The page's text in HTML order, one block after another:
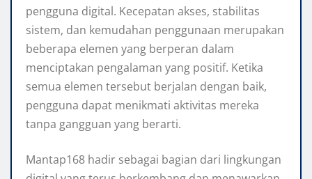
pengguna digital. Kecepatan akses, stabilitas
sistem, dan kemudahan penggunaan merupakan
beberapa elemen yang berperan dalam
menciptakan pengalaman yang positif. Ketika
semua elemen tersebut berjalan dengan baik,
pengguna dapat menikmati aktivitas mereka
tanpa gangguan yang berarti.
Mantap168 hadir sebagai bagian dari lingkungan